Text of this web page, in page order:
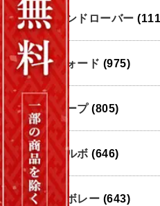
ランドローバー
フォード (975)
ジープ (805)
ボルボ (646)
シボレー (643)